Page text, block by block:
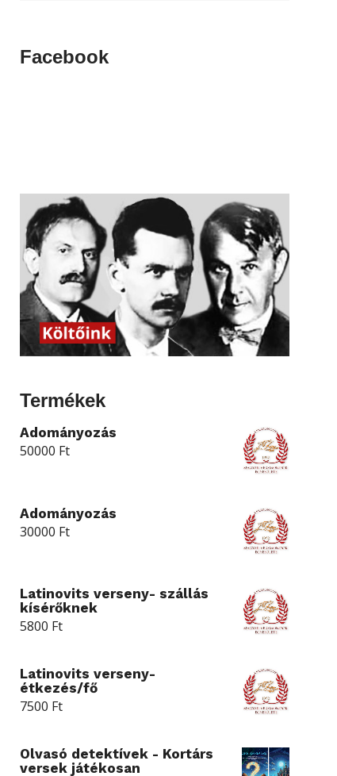
Facebook
Termékek
Adományozás
50000 Ft
Adományozás
30000 Ft
Latinovits verseny- szállás
kísérőknek
5800 Ft
Latinovits verseny-
étkezés/fő
7500 Ft
Olvasó detektívek - Kortárs
versek játékosan